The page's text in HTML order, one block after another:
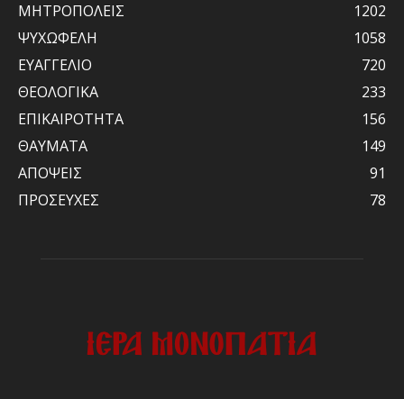
ΜΗΤΡΟΠΟΛΕΙΣ
1202
ΨΥΧΩΦΕΛΗ
1058
ΕΥΑΓΓΕΛΙΟ
720
ΘΕΟΛΟΓΙΚΑ
233
ΕΠΙΚΑΙΡΟΤΗΤΑ
156
ΘΑΥΜΑΤΑ
149
ΑΠΟΨΕΙΣ
91
ΠΡΟΣΕΥΧΕΣ
78